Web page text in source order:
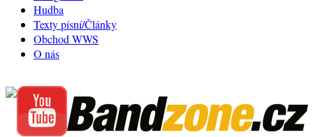
Hudba
Texty písní/Články
Obchod WWS
O nás